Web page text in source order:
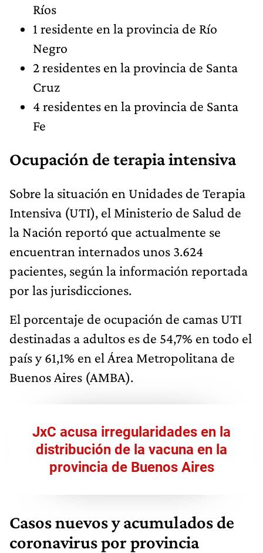
Ríos
1 residente en la provincia de Río
Negro
2 residentes en la provincia de Santa
Cruz
4 residentes en la provincia de Santa
Fe
Ocupación de terapia intensiva
Sobre la situación en Unidades de Terapia
Intensiva (UTI), el Ministerio de Salud de
la Nación reportó que actualmente se
encuentran internados unos 3.624
pacientes, según la información reportada
por las jurisdicciones.
El porcentaje de ocupación de camas UTI
destinadas a adultos es de 54,7% en todo el
país y 61,1% en el Área Metropolitana de
Buenos Aires (AMBA).
JxC acusa irregularidades en la
distribución de la vacuna en la
provincia de Buenos Aires
Casos nuevos y acumulados de
coronavirus por provincia